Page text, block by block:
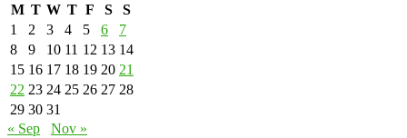
M T W T F S
S
1
2 3 4 5 6
7
8
9 10 11 12 13 14
15 16 17 18 19 20 21
22 23 24 25 26 27 28
29 30 31
« Sep
Nov »